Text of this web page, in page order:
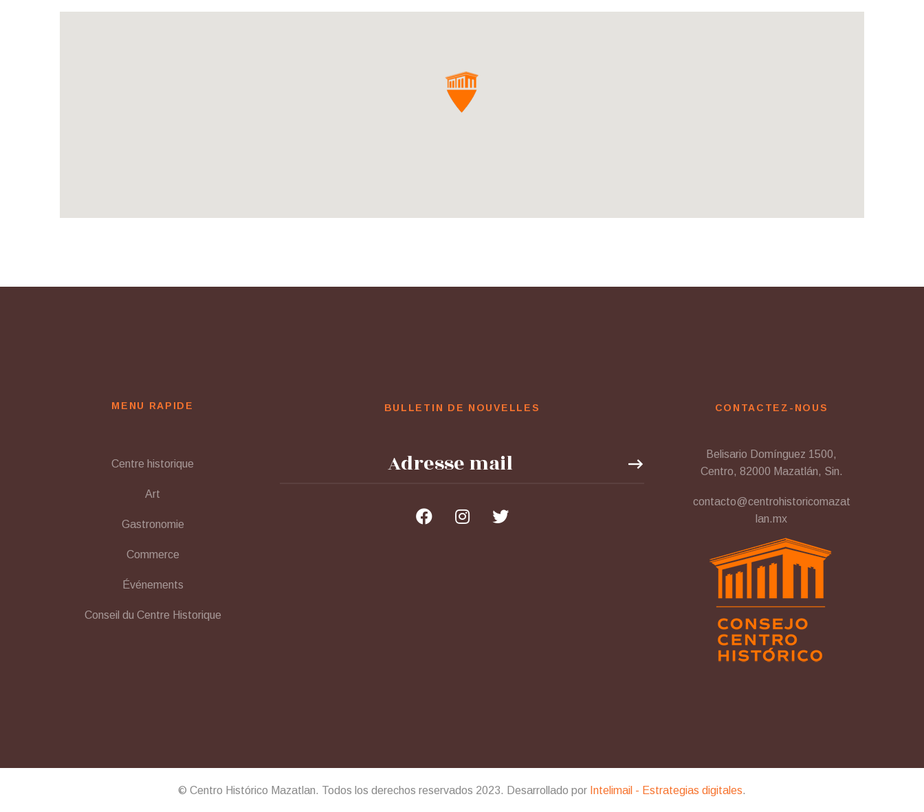
MENU RAPIDE
Centre historique
Art
Gastronomie
Commerce
Événements
Conseil du Centre Historique
BULLETIN DE NOUVELLES CONTACTEZ-NOUS
Belisario Domínguez 1500,
Centro, 82000 Mazatlán, Sin.
contacto@centrohistoricomazat
lan.mx
© Centro Histórico Mazatlan. Todos los derechos reservados 2023. Desarrollado por Intelimail - Estrategias digitales.